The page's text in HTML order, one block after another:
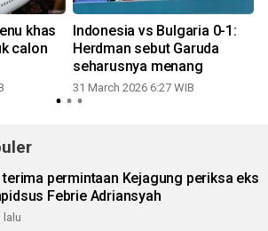
khas
calon
Indonesia vs Bulgaria 0-1:
Herdman sebut Garuda
seharusnya menang
31 March 2026 6:27 WIB
terima permintaan Kejagung periksa eks
Febrie Adriansyah
lalu